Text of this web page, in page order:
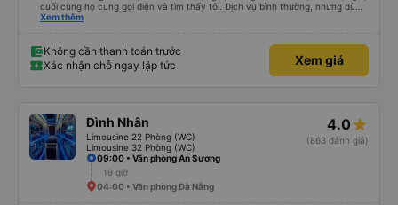
cuối cùng họ cũng gọi điện và tìm thấy tôi. Dịch vụ bình thường, nhưng dù
sao thì tôi ngủ ngon hơn ở khách sạn vì tôi rất thoải mái. Sẽ tuyệt hơn nếu
Xem thêm
Không cần thanh toán trước
Xác nhận chỗ ngay lập tức
Xem giá
Đình Nhân
Limousine 22 Phòng (WC)
Limousine 32 Phòng (WC)
4.0
(863 đánh giá)
09:00 • Văn phòng An Sương
19 giờ
04:00 • Văn phòng Đà Nẵng